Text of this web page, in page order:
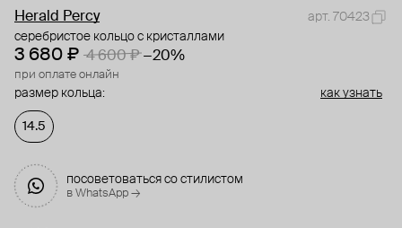
Herald Percy
арт. 70423
серебристое кольцо с кристаллами
3 680 ₽ 4 600 ₽ −20%
при оплате онлайн
размер кольца: как узнать
14.5
посоветоваться со стилистом
в WhatsApp →